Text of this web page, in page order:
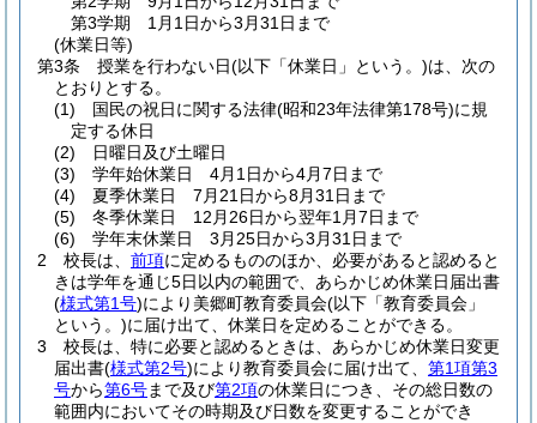
第3学期 1月1日から3月31日まで
(休業日等)
第3条
授業を行わない日(以下「休業日」という。)は、次の
とおりとする。
(1)
国民の祝日に関する法律(昭和23年法律第178号)に規
定する休日
(2)
日曜日及び土曜日
(3)
学年始休業日 4月1日から4月7日まで
(4)
夏季休業日 7月21日から8月31日まで
(5)
冬季休業日 12月26日から翌年1月7日まで
(6)
学年末休業日 3月25日から3月31日まで
2
校長は、 前項に定めるもののほか、必要があると認めると
きは学年を通じ5日以内の範囲で、あらかじめ休業日届出書
(様式第1号)により美郷町教育委員会(以下「教育委員会」
という。)に届け出て、休業日を定めることができる。
3
校長は、特に必要と認めるときは、あらかじめ休業日変更
届出書(様式第2号)により教育委員会に届け出て、 第1項第3
号から第6号まで及び第2項の休業日につき、その総日数の
範囲内においてその時期及び日数を変更することができ